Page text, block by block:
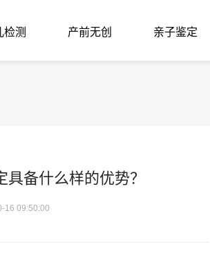
检测 产前无创 亲子鉴定
备什么样的优势？
16 09:50:00